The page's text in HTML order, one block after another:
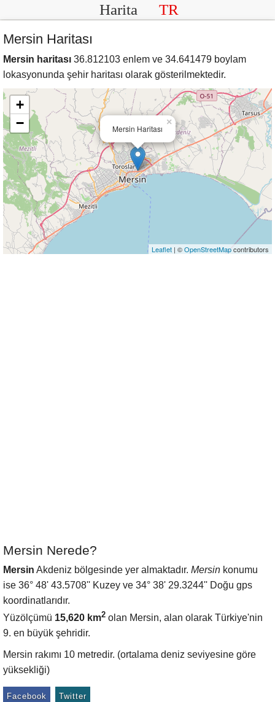
Harita TR
Mersin Haritası
Mersin haritası 36.812103 enlem ve 34.641479 boylam
lokasyonunda şehir haritası olarak gösterilmektedir.
Mersin Haritası
×
+
−
Leaflet | ©OpenStreetMapcontributors
Mersin Nerede?
Mersin Akdeniz bölgesinde yer almaktadır. Mersin konumu
ise 36° 48' 43.5708'' Kuzey ve 34° 38' 29.3244'' Doğu gps
koordinatlarıdır.
Yüzölçümü 15,620 km2 olan Mersin, alan olarak Türkiye'nin
9. en büyük şehridir.
Mersin rakımı 10 metredir. (ortalama deniz seviyesine göre
yüksekliği)
Facebook Twitter